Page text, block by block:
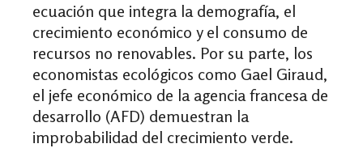
ecuación que integra la demografía, el
crecimiento económico y el consumo de
recursos no renovables. Por su parte, los
economistas ecológicos como Gael Giraud,
el jefe económico de la agencia francesa de
desarrollo (AFD) demuestran la
improbabilidad del crecimiento verde.